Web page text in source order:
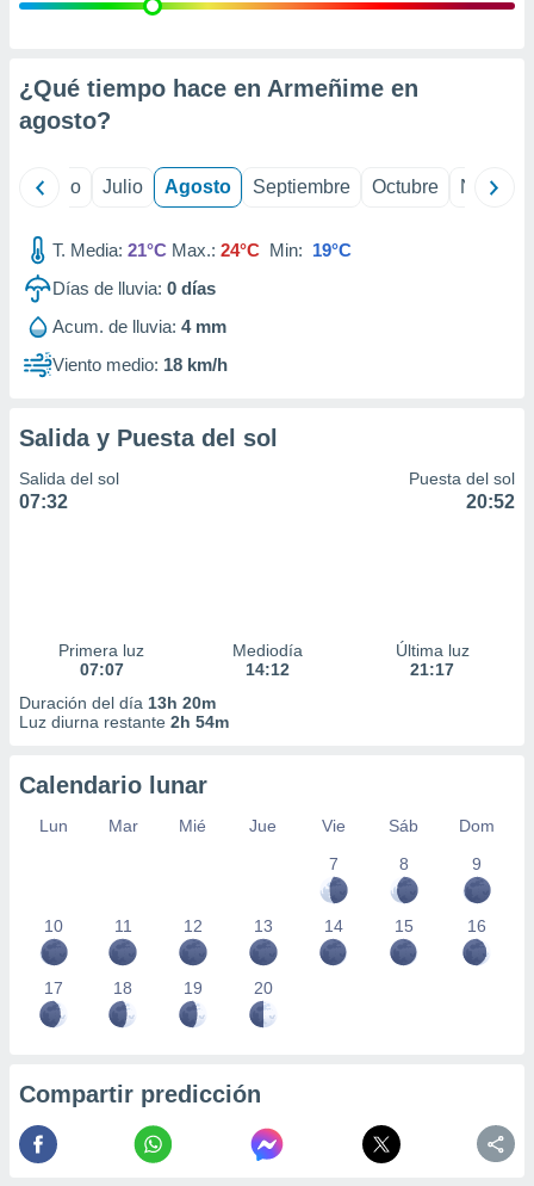
e
mediante
de
1199
¿Qué tiempo hace en Armeñime en
agosto?
Junio Julio Agosto Septiembre Octubre
T. Media: 21°C Max.: 24°C Min: 19°C
Días de lluvia: 0 días
Acum. de lluvia: 4 mm
Viento medio: 18 km/h
Salida y Puesta del sol
Salida del sol
07:32
Puesta del sol
20:52
Primera luz
07:07
Mediodía
14:12
Última luz
21:17
Duración del día 13h 20m
Luz diurna restante 2h 54m
Calendario lunar
Lun Mar Mié Jue Vie Sáb
Dom
7
8 9
10 11 12 13 14 15 16
17 18 19 20
Compartir predicción